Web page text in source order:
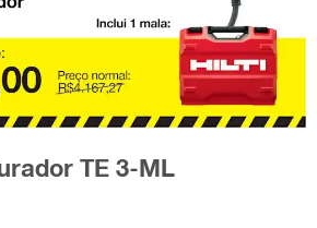
TE 3-ML